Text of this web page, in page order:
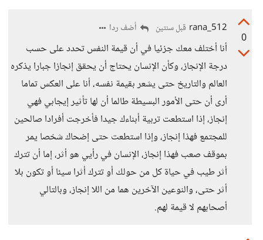
0
rana_512 قبل سنتين أضف ردا
أنا أختلف معك جزئيا في أن قيمة النفس تحدد على حسب
درجة الإنجاز، وكأن الإنسان يحتاج أن يحقق إنجازا جبارا يذكره
العالم والتاريخ حتى يشعر بقيمة نفسه، أنا على العكس تماما
أرى أن حتى الأمور البسيطة طالما أن لها تأثير إيجابي فهي
إنجاز، إذا استطعت تربية أبناءك جيدا فأخرجت أفرادا صالحين
للمجتمع فهذا إنجاز، وإذا استطعت حتى إضحاك شخصا يمر
بموقف صعب فهذا إنجاز، الإنسان في رأيي هو أثر، إما أن تترك
أثر طيب في حياة كل من حولك أو تترك أثرا سيئا أو تكون بلا
أثر حتى، والنوعين الآخرين هما من اللا إنجاز، وبالتالي
أصحابهم لا قيمة لهم.